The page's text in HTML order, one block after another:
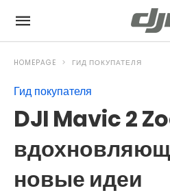
HOMEPAGE ГИД ПОКУПАТЕЛЯ
Гид покупателя
DJI Mavic 2
новые идеи